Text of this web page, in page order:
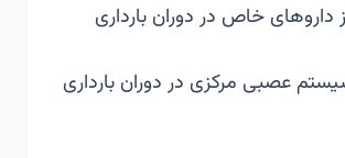
داروهای خاص در دوران بارداری
عصبی مرکزی در دوران بارداری